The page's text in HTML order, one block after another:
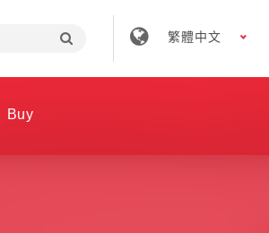
繁體中文
Buy